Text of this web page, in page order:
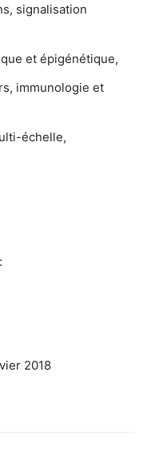
signalisation
et épigénétique,
immunologie et
échelle,
2018